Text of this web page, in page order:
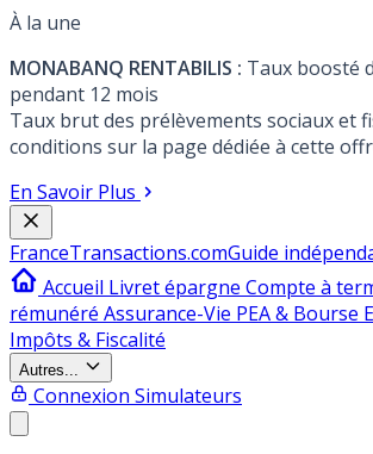
À la une
MONABANQ RENTABILIS : Taux boosté
pendant 12 mois
Taux brut des prélèvements sociaux et
conditions sur la page dédiée à cette
En Savoir Plus
FranceTransactions.comGuide
Accueil Livret épargne Compte à
rémunéré Assurance-Vie PEA & Bourse
Impôts & Fiscalité
Autres...
Connexion Simulateurs